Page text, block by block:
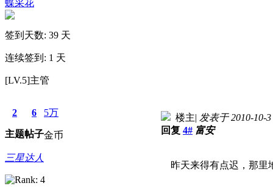
蝶采花
签到天数: 39 天
连续签到: 1 天
[LV.5]主管
2
主题
6
帖子
5万
金币
三星达人
楼主| 发表于 2010-10-
回复 4# 富安
昨天来得有点迟，那里